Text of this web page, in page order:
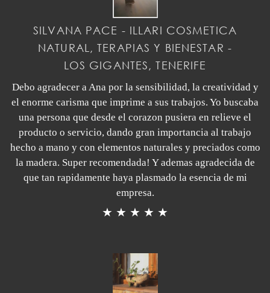
SILVANA PACE - ILLARI COSMETICA
NATURAL, TERAPIAS Y BIENESTAR -
LOS GIGANTES, TENERIFE
Debo agradecer a Ana por la sensibilidad, la creatividad y
el enorme carisma que imprime a sus trabajos. Yo buscaba
una persona que desde el corazon pusiera en relieve el
producto o servicio, dando gran importancia al trabajo
hecho a mano y con elementos naturales y preciados como
la madera. Super recomendada! Y ademas agradecida de
que tan rapidamente haya plasmado la esencia de mi
empresa.
★ ★ ★ ★ ★